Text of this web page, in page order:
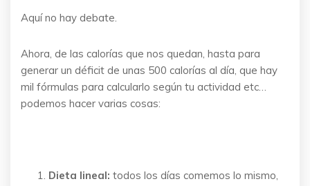
Aquí no hay debate.
Ahora, de las calorías que nos quedan, hasta para
generar un déficit de unas 500 calorías al día, que hay
mil fórmulas para calcularlo según tu actividad etc…
podemos hacer varias cosas:
Dieta lineal: todos los días comemos lo mismo,